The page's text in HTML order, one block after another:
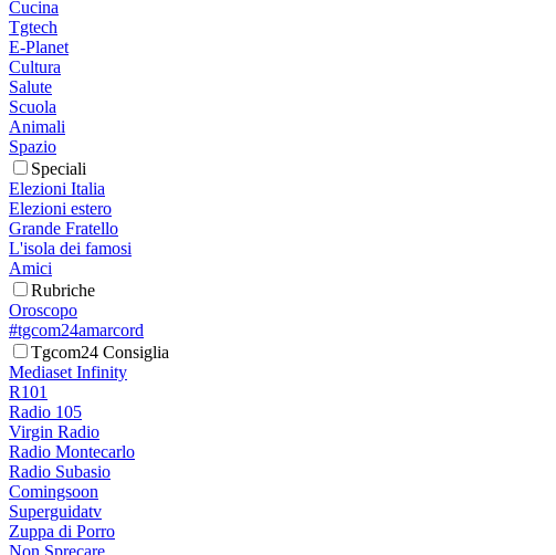
Cucina
Tgtech
E-Planet
Cultura
Salute
Scuola
Animali
Spazio
Speciali
Elezioni Italia
Elezioni estero
Grande Fratello
L'isola dei famosi
Amici
Rubriche
Oroscopo
#tgcom24amarcord
Tgcom24 Consiglia
Mediaset Infinity
R101
Radio 105
Virgin Radio
Radio Montecarlo
Radio Subasio
Comingsoon
Superguidatv
Zuppa di Porro